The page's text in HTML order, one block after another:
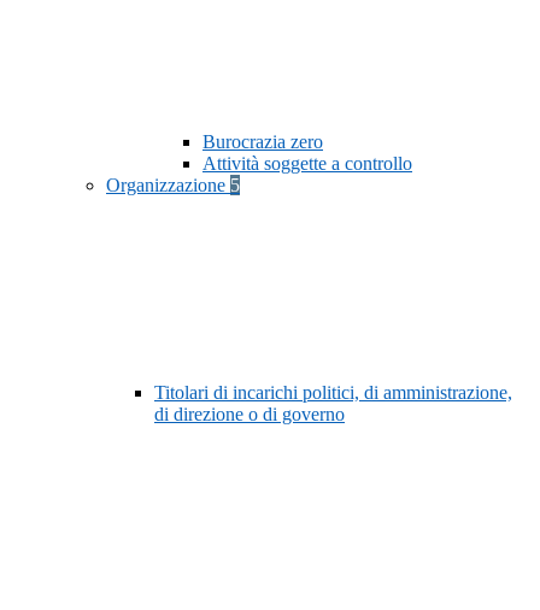
Burocrazia zero
Attività soggette a controllo
Organizzazione 5
Titolari di incarichi politici, di amministrazione,
di direzione o di governo